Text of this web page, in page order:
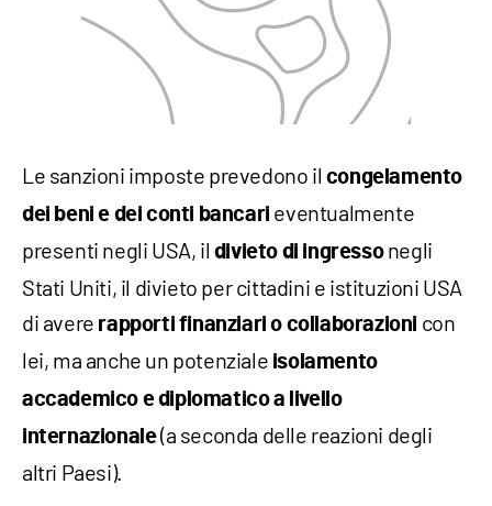
Le sanzioni imposte prevedono il congelamento
dei beni e dei conti bancari eventualmente
presenti negli USA, il divieto di ingressonegli
Stati Uniti, il divieto per cittadini e istituzioni USA
di avere rapporti finanziari o collaborazioni con
lei, ma anche un potenziale isolamento
accademico e diplomatico a livello
internazionale(a seconda delle reazioni degli
altri Paesi).